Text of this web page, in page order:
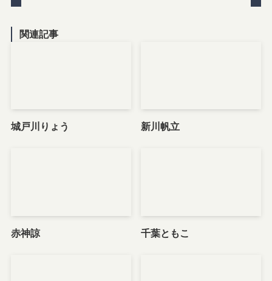
関連記事
城戸川りょう 新川帆立
赤神諒 千葉ともこ